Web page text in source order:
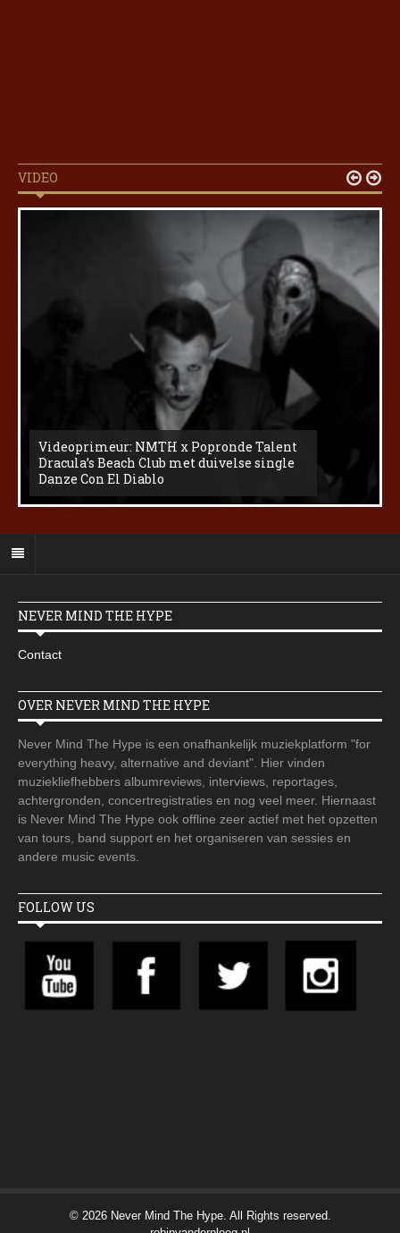
VIDEO
Videoprimeur: NMTH x Popronde Talent
Dracula’s Beach Club met duivelse single
Danze Con El Diablo
 
NEVER MIND THE HYPE
Contact
OVER NEVER MIND THE HYPE
Never Mind The Hype is een onafhankelijk muziekplatform "for
everything heavy, alternative and deviant". Hier vinden
muziekliefhebbers albumreviews, interviews, reportages,
achtergronden, concertregistraties en nog veel meer. Hiernaast
is Never Mind The Hype ook offline zeer actief met het opzetten
van tours, band support en het organiseren van sessies en
andere music events.
FOLLOW US
© 2026 Never Mind The Hype. All Rights reserved.